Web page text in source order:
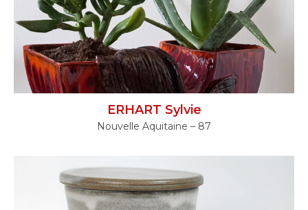
ERHART Sylvie
Nouvelle Aquitaine – 87